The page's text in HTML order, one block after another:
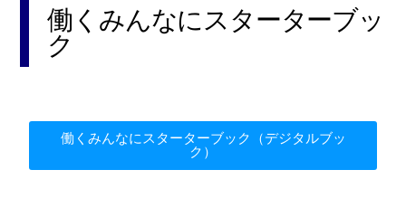
働くみんなにスターターブッ
ク
働くみんなにスターターブック（デジタルブッ
ク）